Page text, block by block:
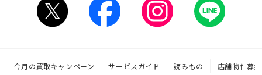
今月の買取キャンペーン サービスガイド 読みもの 店舗物件募集